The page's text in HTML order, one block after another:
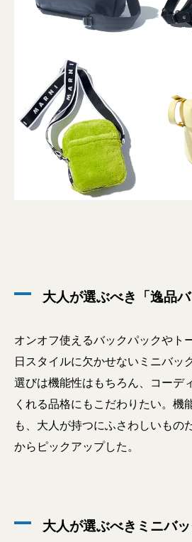
大人が選ぶべき「逸品
オンオフ使えるバックパックやト
日スタイルに欠かせないミニバッ
選びは機能性はもちろん、コーデ
くれる品格にもこだわりたい。機
も、大人が持つにふさわしいもの
からピックアップした。
大人が選ぶべきミニバ